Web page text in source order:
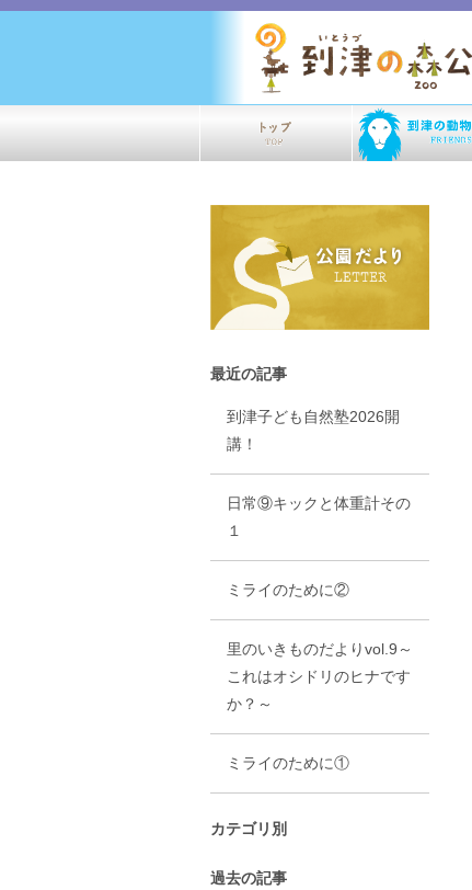
最近の記事
到津子ども自然塾2026開
講！
日常⑨キックと体重計その
１
ミライのために②
里のいきものだよりvol.9～
これはオシドリのヒナです
か？～
ミライのために①
カテゴリ別
過去の記事